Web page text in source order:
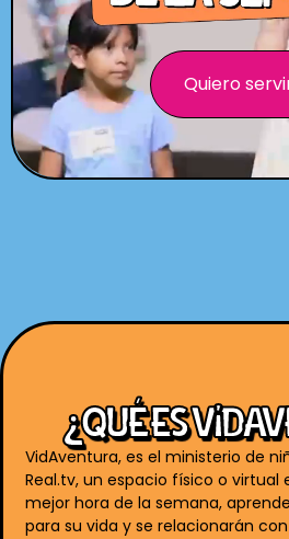
Quiero
¿QUÉ ES
VidAventura, es el ministerio de
Real.tv, un espacio físico o virtual
mejor hora de la semana,
para su vida y se relacionarán con